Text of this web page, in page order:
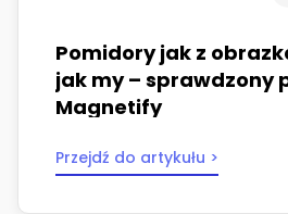
Pomidory jak z
jak my – sprawdzony
Magnetify
Przejdź do artykułu >